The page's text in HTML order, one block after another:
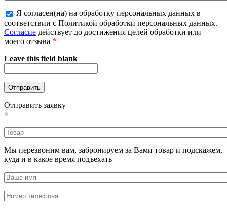
Я согласен(на) на обработку персональных данных в
соответствии с Политикой обработки персональных данных.
Согласие действует до достижения целей обработки или
моего отзыва *
Leave this field blank
Отправить заявку
×
Мы перезвоним вам, забронируем за Вами товар и подскажем,
куда и в какое время подъехать